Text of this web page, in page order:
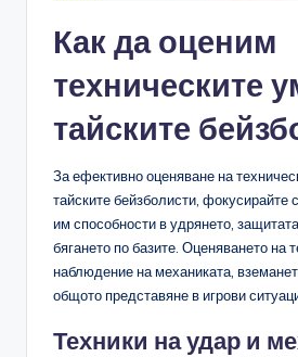
Как да оценим
техническите
тайските
За ефективно оценяване на
тайските бейзболисти, фокусирайте
им способности в удрянето,
бягането по базите. Оценяването на
наблюдение на механиката,
общото представяне в игрови
Техники на удар и